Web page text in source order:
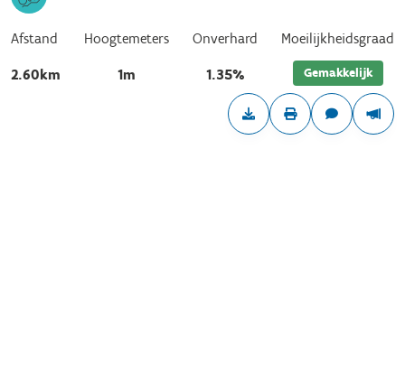
Afstand
2.60km
Hoogtemeters
1m
Onverhard
1.35%
Moeilijkheidsgraad
Gemakkelijk